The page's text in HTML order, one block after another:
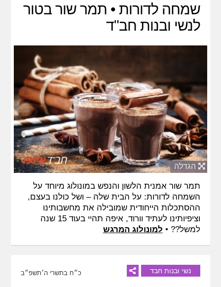
שמחה לדורות • תמר שור בטור
לנשי ובנות חב"ד
הגדלה
תמר שור אמנית הלשון והנפש במונולוג מיוחד על
השמחה לדורות: על הבית שלה – ושל כולנו בעצם,
ההסתכלות הייחודית שמובילה את מחשבותינו
וציפיותינו לעתיד וורוד, איפה תהיי בעוד 15 שנה
למשל?? • למונולוג המרגש
נשי ובנות חבד כ״ח בתשרי ה׳תשפ״ב